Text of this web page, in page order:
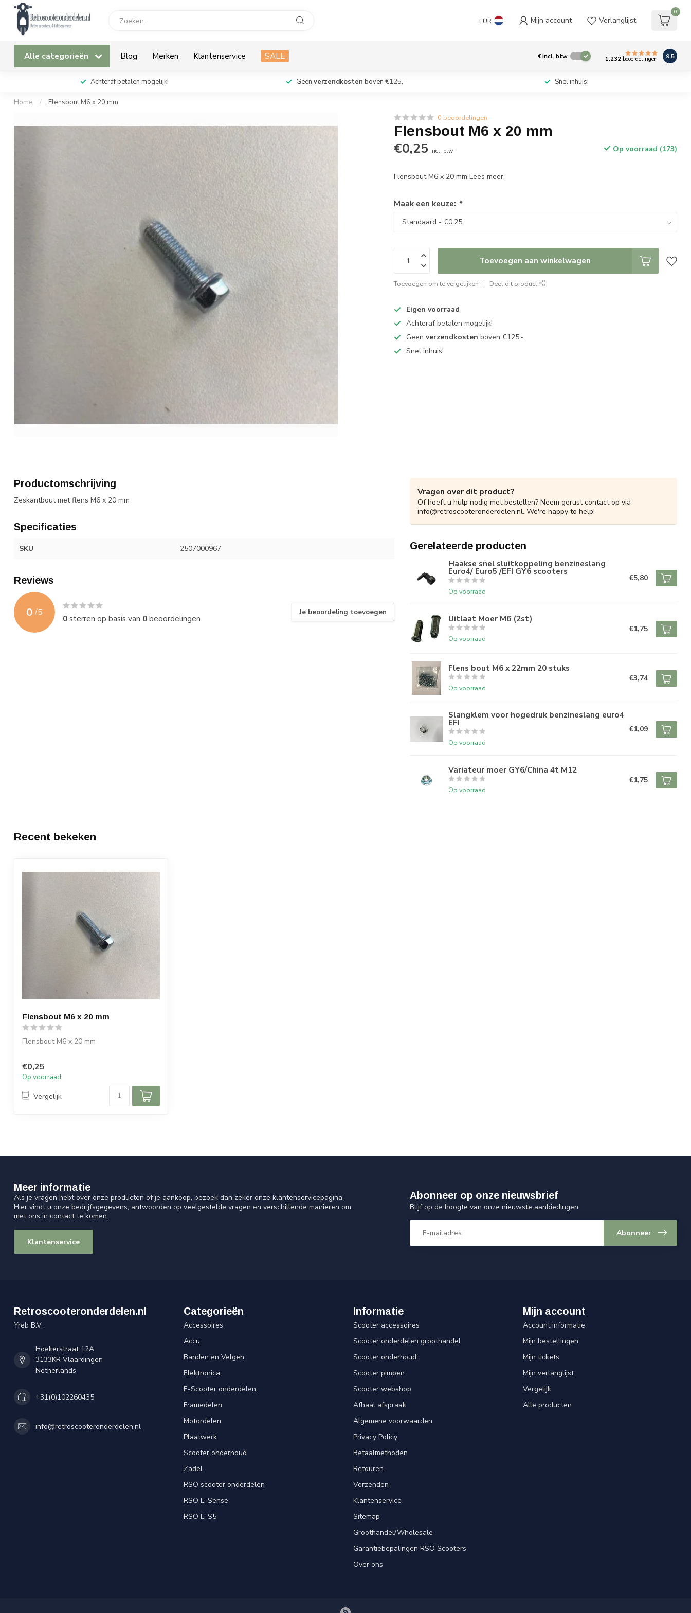
EUR Mijn account Verlanglijst
0
Alle categorieën Blog Merken Klantenservice SALE €Incl. btw 1.232 beoordelingen 9.5
Achteraf betalen mogelijk! Geen verzendkosten boven €125,- Snel inhuis!
Home / Flensbout M6 x 20 mm
0 beoordelingen
Flensbout M6 x 20 mm
€0,25 Incl. btw Op voorraad (173)
Flensbout M6 x 20 mmLees meer.
Maak een keuze: *
Toevoegen aan winkelwagen
Toevoegen om te vergelijken Deel dit product
Eigen voorraad
Achteraf betalen mogelijk!
Geenverzendkosten boven €125,-
Snel inhuis!
Productomschrijving
Zeskantbout met flens M6 x 20 mm
Specificaties
SKU 2507000967
Reviews
0 /5
0sterren op basis van 0beoordelingen
Je beoordeling toevoegen
Vragen over dit product?
Of heeft u hulp nodig met bestellen? Neem gerust contact op via
info@retroscooteronderdelen.nl. We're happy to help!
Gerelateerde producten
Haakse snel sluitkoppeling benzineslang
Euro4/ Euro5 /EFI GY6 scooters
Op voorraad
€5,80
Uitlaat Moer M6 (2st)
Op voorraad
€1,75
Flens bout M6 x 22mm 20 stuks
Op voorraad
€3,74
Slangklem voor hogedruk benzineslang euro4
EFI
Op voorraad
€1,09
Variateur moer GY6/China 4t M12
Op voorraad
€1,75
Recent bekeken
Flensbout M6 x 20 mm
Flensbout M6 x 20 mm
€0,25
Op voorraad
Vergelijk
Meer informatie
Als je vragen hebt over onze producten of je aankoop, bezoek dan zeker onze klantenservicepagina.
Hier vindt u onze bedrijfsgegevens, antwoorden op veelgestelde vragen en verschillende manieren om
met ons in contact te komen.
Klantenservice
Abonneer op onze nieuwsbrief
Blijf op de hoogte van onze nieuwste aanbiedingen
Abonneer
Retroscooteronderdelen.nl
Yreb B.V.
Hoekerstraat 12A
3133KR Vlaardingen
Netherlands
+31(0)102260435
info@retroscooteronderdelen.nl
Categorieën
Accessoires
Accu
Banden en Velgen
Elektronica
E-Scooter onderdelen
Framedelen
Motordelen
Plaatwerk
Scooter onderhoud
Zadel
RSO scooter onderdelen
RSO E-Sense
RSO E-S5
Informatie
Scooter accessoires
Scooter onderdelen groothandel
Scooter onderhoud
Scooter pimpen
Scooter webshop
Afhaal afspraak
Algemene voorwaarden
Privacy Policy
Betaalmethoden
Retouren
Verzenden
Klantenservice
Sitemap
Groothandel/Wholesale
Garantiebepalingen RSO Scooters
Over ons
Mijn account
Account informatie
Mijn bestellingen
Mijn tickets
Mijn verlanglijst
Vergelijk
Alle producten